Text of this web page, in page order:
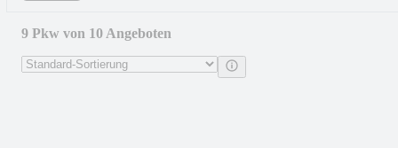
9 Pkw von 10 Angeboten